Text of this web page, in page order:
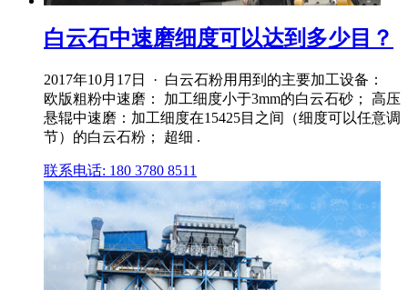
白云石中速磨细度可以达到多少目？
2017年10月17日 · 白云石粉用用到的主要加工设备：
欧版粗粉中速磨： 加工细度小于3mm的白云石砂； 高压
悬辊中速磨：加工细度在15425目之间（细度可以任意调
节）的白云石粉； 超细 .
联系电话: 180 3780 8511